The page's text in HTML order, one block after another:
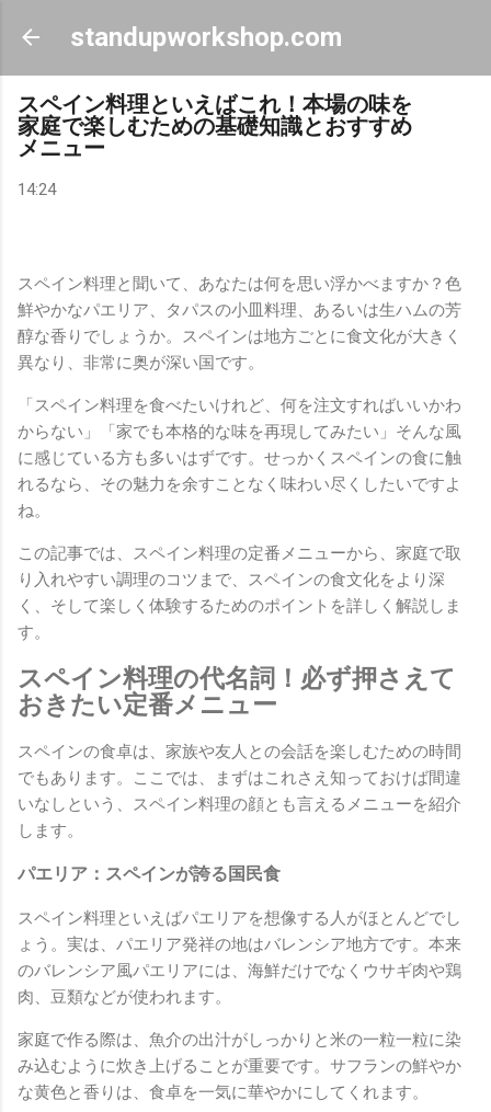
スキップしてメイン コンテンツに移動
standupworkshop.com
スペイン料理といえばこれ！本場の味を
家庭で楽しむための基礎知識とおすすめ
メニュー
14:24
スペイン料理と聞いて、あなたは何を思い浮かべますか？色
鮮やかなパエリア、タパスの小皿料理、あるいは生ハムの芳
醇な香りでしょうか。スペインは地方ごとに食文化が大きく
異なり、非常に奥が深い国です。
「スペイン料理を食べたいけれど、何を注文すればいいかわ
からない」「家でも本格的な味を再現してみたい」そんな風
に感じている方も多いはずです。せっかくスペインの食に触
れるなら、その魅力を余すことなく味わい尽くしたいですよ
ね。
この記事では、スペイン料理の定番メニューから、家庭で取
り入れやすい調理のコツまで、スペインの食文化をより深
く、そして楽しく体験するためのポイントを詳しく解説しま
す。
スペイン料理の代名詞！必ず押さえて
おきたい定番メニュー
スペインの食卓は、家族や友人との会話を楽しむための時間
でもあります。ここでは、まずはこれさえ知っておけば間違
いなしという、スペイン料理の顔とも言えるメニューを紹介
します。
パエリア：スペインが誇る国民食
スペイン料理といえばパエリアを想像する人がほとんどでし
ょう。実は、パエリア発祥の地はバレンシア地方です。本来
のバレンシア風パエリアには、海鮮だけでなくウサギ肉や鶏
肉、豆類などが使われます。
家庭で作る際は、魚介の出汁がしっかりと米の一粒一粒に染
み込むように炊き上げることが重要です。サフランの鮮やか
な黄色と香りは、食卓を一気に華やかにしてくれます。